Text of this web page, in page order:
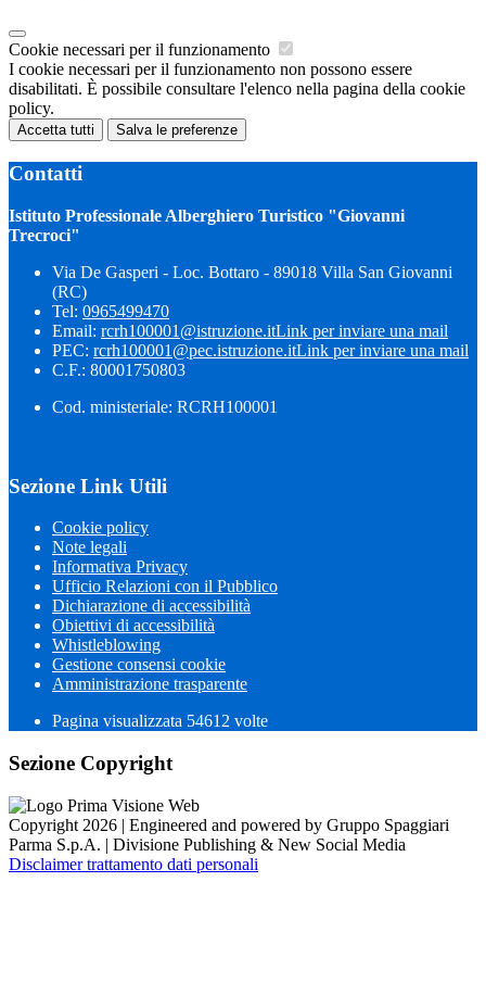
Cookie necessari per il funzionamento
I cookie necessari per il funzionamento non possono essere
disabilitati. È possibile consultare l'elenco nella pagina della cookie
policy.
Accetta tutti Salva le preferenze
Contatti
Istituto Professionale Alberghiero Turistico "Giovanni
Trecroci"
Via De Gasperi - Loc. Bottaro - 89018 Villa San Giovanni
(RC)
Tel: 0965499470
Email: rcrh100001@istruzione.itLink per inviare una mail
PEC: rcrh100001@pec.istruzione.itLink per inviare una mail
C.F.: 80001750803
Cod. ministeriale: RCRH100001
Sezione Link Utili
Cookie policy
Note legali
Informativa Privacy
Ufficio Relazioni con il Pubblico
Dichiarazione di accessibilità
Obiettivi di accessibilità
Whistleblowing
Gestione consensi cookie
Amministrazione trasparente
Pagina visualizzata 54612 volte
Sezione Copyright
Copyright 2026 | Engineered and powered by Gruppo Spaggiari
Parma S.p.A. | Divisione Publishing & New Social Media
Disclaimer trattamento dati personali